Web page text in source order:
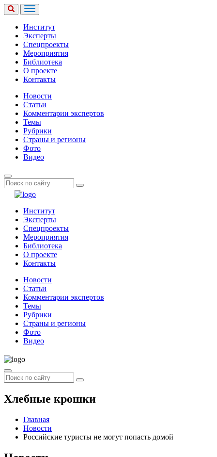
Институт
Эксперты
Спецпроекты
Мероприятия
Библиотека
О проекте
Контакты
Новости
Статьи
Комментарии экспертов
Темы
Рубрики
Страны и регионы
Фото
Видео
Институт
Эксперты
Спецпроекты
Мероприятия
Библиотека
О проекте
Контакты
Новости
Статьи
Комментарии экспертов
Темы
Рубрики
Страны и регионы
Фото
Видео
Хлебные крошки
Главная
Новости
Российские туристы не могут попасть домой